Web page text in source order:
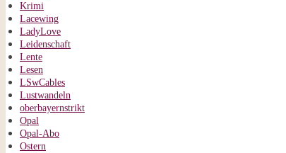
Krimi
Lacewing
LadyLove
Leidenschaft
Lente
Lesen
LSwCables
Lustwandeln
oberbayernstrikt
Opal
Opal-Abo
Ostern